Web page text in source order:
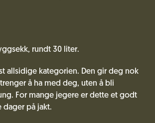
rundt 30 liter.
allsidige kategorien. Den gir deg nok
å ha med deg, uten å bli
For mange jegere er dette et godt
dager på jakt.